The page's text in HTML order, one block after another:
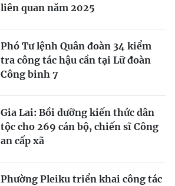
liên quan năm 2025
Phó Tư lệnh Quân đoàn 34 kiểm
tra công tác hậu cần tại Lữ đoàn
Công binh 7
Gia Lai: Bồi dưỡng kiến thức dân
tộc cho 269 cán bộ, chiến sĩ Công
an cấp xã
Phường Pleiku triển khai công tác